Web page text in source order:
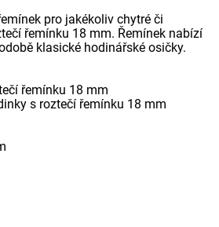
pro jakékoliv chytré či
řemínku 18 mm. Řemínek nabízí
klasické hodinářské osičky.
řemínku 18 mm
s roztečí řemínku 18 mm